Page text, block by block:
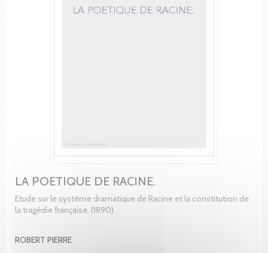
LA POETIQUE DE RACINE.
Etude sur le système dramatique de Racine et la constitution de
la tragédie française. (1890).
ROBERT PIERRE